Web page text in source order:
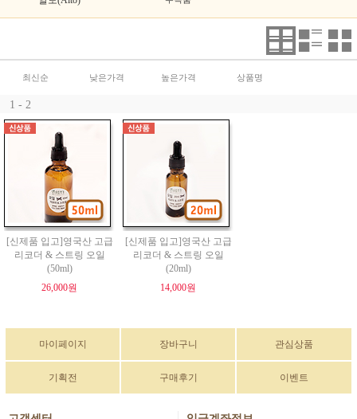
최신순 낮은가격 높은가격 상품명
1 - 2
[신제품 입고]영국산 고급
리코더 & 스트링 오일
(50ml)
26,000원
[신제품 입고]영국산 고급
리코더 & 스트링 오일
(20ml)
14,000원
마이페이지 장바구니 관심상품
기획전 구매후기 이벤트